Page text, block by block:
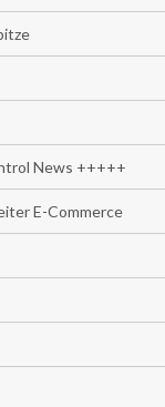
News +++++
E-Commerce